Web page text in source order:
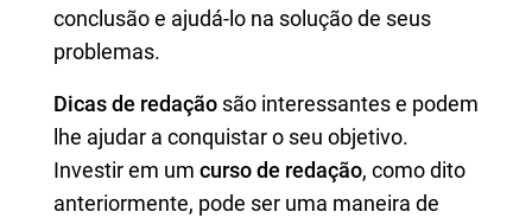
conclusão e ajudá-lo na solução de seus
problemas.
Dicas de redação são interessantes e podem
lhe ajudar a conquistar o seu objetivo.
Investir em um curso de redação, como dito
anteriormente, pode ser uma maneira de